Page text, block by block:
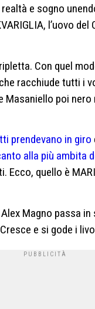
e sogno
l’uovo
Con quel
racchiude tutti i
Masaniello poi
prendevano in giro
alla più ambita
quello è
Magno passa
e si gode i